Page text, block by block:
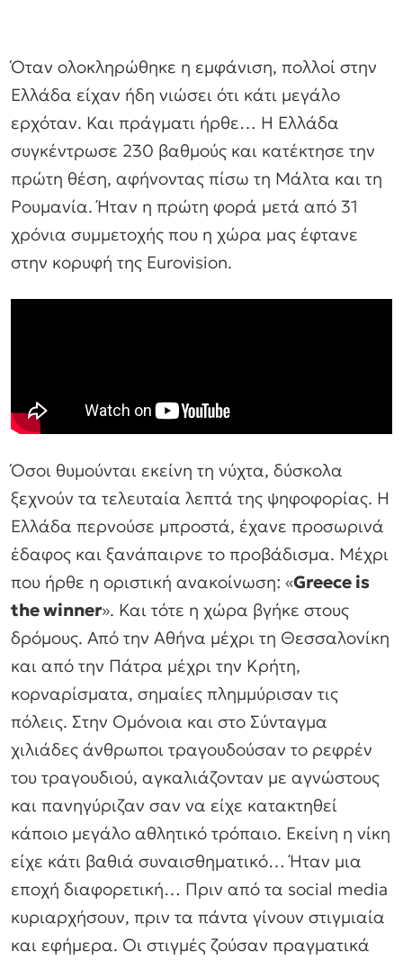
Όταν ολοκληρώθηκε η εμφάνιση, πολλοί στην
Ελλάδα είχαν ήδη νιώσει ότι κάτι μεγάλο
ερχόταν. Και πράγματι ήρθε… Η Ελλάδα
συγκέντρωσε 230 βαθμούς και κατέκτησε την
πρώτη θέση, αφήνοντας πίσω τη Μάλτα και τη
Ρουμανία. Ήταν η πρώτη φορά μετά από 31
χρόνια συμμετοχής που η χώρα μας έφτανε
στην κορυφή της Eurovision.
Όσοι θυμούνται εκείνη τη νύχτα, δύσκολα
ξεχνούν τα τελευταία λεπτά της ψηφοφορίας. Η
Ελλάδα περνούσε μπροστά, έχανε προσωρινά
έδαφος και ξανάπαιρνε το προβάδισμα. Μέχρι
που ήρθε η οριστική ανακοίνωση: «Greece is
the winner». Και τότε η χώρα βγήκε στους
δρόμους. Από την Αθήνα μέχρι τη Θεσσαλονίκη
και από την Πάτρα μέχρι την Κρήτη,
κορναρίσματα, σημαίες πλημμύρισαν τις
πόλεις. Στην Ομόνοια και στο Σύνταγμα
χιλιάδες άνθρωποι τραγουδούσαν το ρεφρέν
του τραγουδιού, αγκαλιάζονταν με αγνώστους
και πανηγύριζαν σαν να είχε κατακτηθεί
κάποιο μεγάλο αθλητικό τρόπαιο. Εκείνη η νίκη
είχε κάτι βαθιά συναισθηματικό… Ήταν μια
εποχή διαφορετική… Πριν από τα social media
κυριαρχήσουν, πριν τα πάντα γίνουν στιγμιαία
και εφήμερα. Οι στιγμές ζούσαν πραγματικά